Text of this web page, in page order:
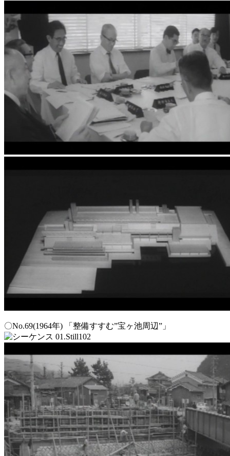
〇No.69(1964年) 「整備すすむ”宝ヶ池周辺”」